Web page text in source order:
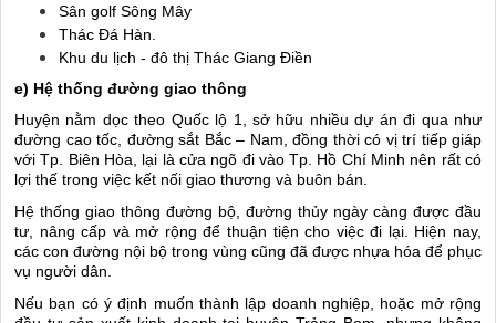
Sân golf Sông Mây
Thác Đá Hàn.
Khu du lịch - đô thị Thác Giang Điền
e) Hệ thống đường giao thông
Huyện nằm dọc theo Quốc lộ 1, sở hữu nhiều dự án đi qua như
đường cao tốc, đường sắt Bắc – Nam, đồng thời có vị trí tiếp giáp
với Tp. Biên Hòa, lại là cửa ngõ đi vào Tp. Hồ Chí Minh nên rất có
lợi thế trong việc kết nối giao thương và buôn bán.
Hệ thống giao thông đường bộ, đường thủy ngày càng được đầu
tư, nâng cấp và mở rộng để thuận tiện cho việc đi lại. Hiện nay,
các con đường nội bộ trong vùng cũng đã được nhựa hóa để phục
vụ người dân.
Nếu bạn có ý định muốn thành lập doanh nghiệp, hoặc mở rộng